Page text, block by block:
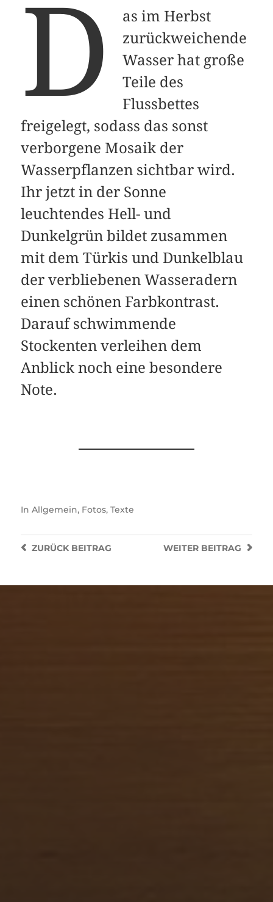
D
as im Herbst
zurückweichende
Wasser hat große
Teile des
Flussbettes
freigelegt, sodass das sonst
verborgene Mosaik der
Wasserpflanzen sichtbar wird.
Ihr jetzt in der Sonne
leuchtendes Hell- und
Dunkelgrün bildet zusammen
mit dem Türkis und Dunkelblau
der verbliebenen Wasseradern
einen schönen Farbkontrast.
Darauf schwimmende
Stockenten verleihen dem
Anblick noch eine besondere
Note.
In Allgemein, Fotos, Texte
WEITER BEITRAG
ZURÜCKBEITRAG